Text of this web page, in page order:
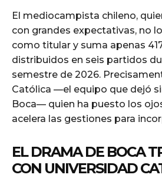
El mediocampista chileno,
con grandes expectativas, no
como titular y suma apenas
distribuidos en seis partidos
semestre de 2026.
Católica —el equipo que dejó
Boca— quien ha puesto los
acelera las gestiones para
EL DRAMA DE BOCA
CON UNIVERSIDAD